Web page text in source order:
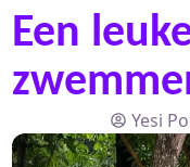
Een
Yesi